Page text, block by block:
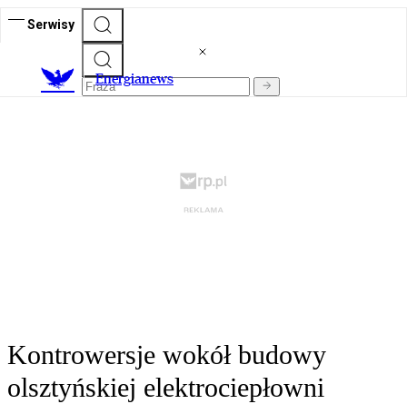
Serwisy
Energianews
Kontrowersje wokół budowy
olsztyńskiej elektrociepłowni